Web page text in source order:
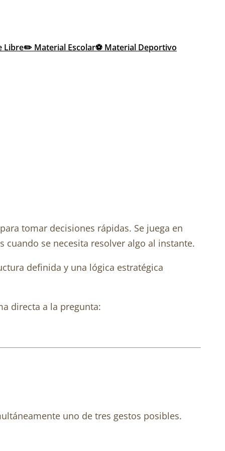
Libre✏️ Material Escolar⚽ Material Deportivo
tomar decisiones rápidas. Se juega en
se necesita resolver algo al instante.
definida y una lógica estratégica
directa a la pregunta:
uno de tres gestos posibles.